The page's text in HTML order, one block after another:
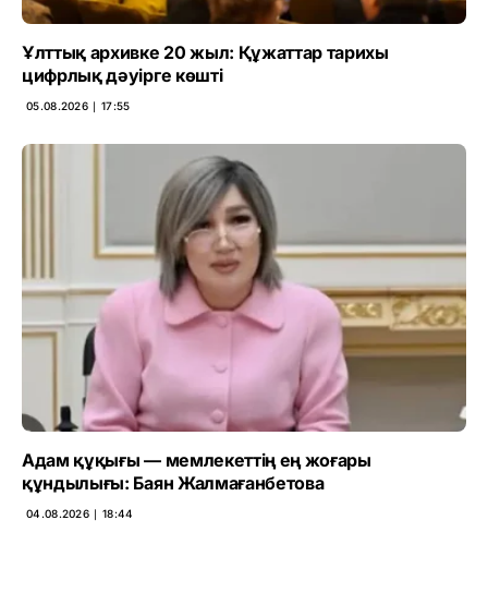
Ұлттық архивке 20 жыл: Құжаттар тарихы
цифрлық дәуірге көшті
05.08.2026 ∣ 17:55
Адам құқығы — мемлекеттің ең жоғары
құндылығы: Баян Жалмағанбетова
04.08.2026 ∣ 18:44